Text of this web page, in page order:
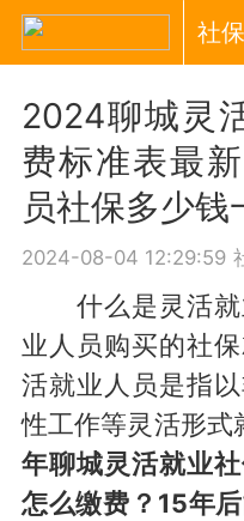
社
2024聊城灵
费标准表最
员社保多少钱
2024-08-04 12:29:59
什么是灵活就
业人员购买的社
活就业人员是指
性工作等灵活形式
年聊城灵活就业
怎么缴费？15年